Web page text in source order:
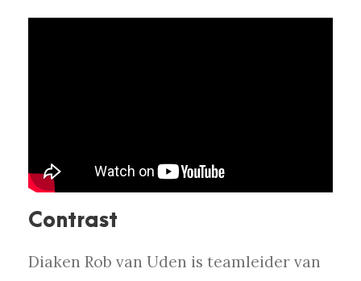
Contrast
Diaken Rob van Uden is teamleider van